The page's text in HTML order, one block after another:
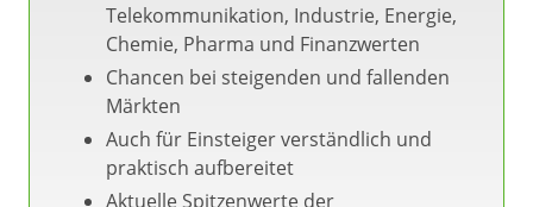
Telekommunikation, Industrie, Energie,
Chemie, Pharma und Finanzwerten
Chancen bei steigenden und fallenden
Märkten
Auch für Einsteiger verständlich und
praktisch aufbereitet
Aktuelle Spitzenwerte der